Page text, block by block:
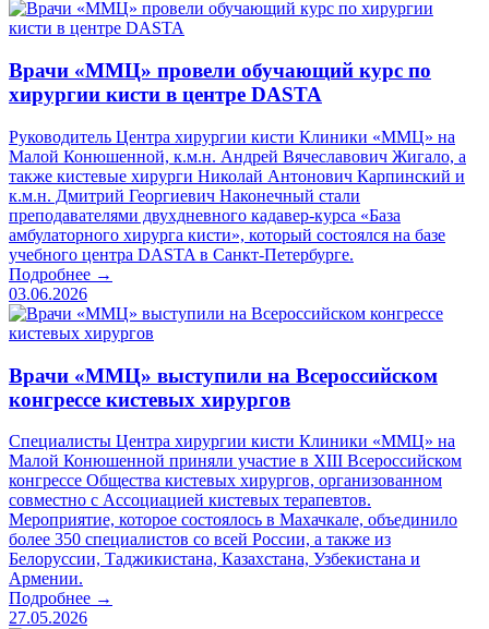
Врачи «ММЦ» провели обучающий курс по
хирургии кисти в центре DASTA
Руководитель Центра хирургии кисти Клиники «ММЦ» на
Малой Конюшенной, к.м.н. Андрей Вячеславович Жигало, а
также кистевые хирурги Николай Антонович Карпинский и
к.м.н. Дмитрий Георгиевич Наконечный стали
преподавателями двухдневного кадавер-курса «База
амбулаторного хирурга кисти», который состоялся на базе
учебного центра DASTA в Санкт-Петербурге.
Подробнее →
03.06.2026
Врачи «ММЦ» выступили на Всероссийском
конгрессе кистевых хирургов
Специалисты Центра хирургии кисти Клиники «ММЦ» на
Малой Конюшенной приняли участие в XIII Всероссийском
конгрессе Общества кистевых хирургов, организованном
совместно с Ассоциацией кистевых терапевтов.
Мероприятие, которое состоялось в Махачкале, объединило
более 350 специалистов со всей России, а также из
Белоруссии, Таджикистана, Казахстана, Узбекистана и
Армении.
Подробнее →
27.05.2026